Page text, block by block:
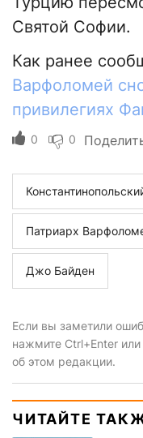
Святой Софии.
Как ранее
Варфоломей
привилегиях
0 0
Патриарх
Джо Байден
Если вы заметили
нажмите Ctrl+Enter или
об этом редакции.
ЧИТАЙТЕ